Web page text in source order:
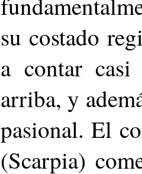
su costado
a contar
arriba, y
pasional. El
(Scarpia)